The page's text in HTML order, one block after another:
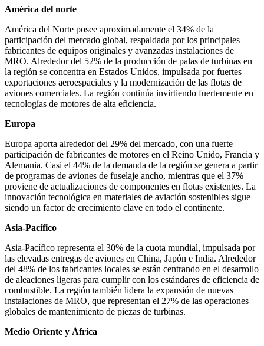
América del norte
América del Norte posee aproximadamente el 34% de la
participación del mercado global, respaldada por los principales
fabricantes de equipos originales y avanzadas instalaciones de
MRO. Alrededor del 52% de la producción de palas de turbinas en
la región se concentra en Estados Unidos, impulsada por fuertes
exportaciones aeroespaciales y la modernización de las flotas de
aviones comerciales. La región continúa invirtiendo fuertemente en
tecnologías de motores de alta eficiencia.
Europa
Europa aporta alrededor del 29% del mercado, con una fuerte
participación de fabricantes de motores en el Reino Unido, Francia y
Alemania. Casi el 44% de la demanda de la región se genera a partir
de programas de aviones de fuselaje ancho, mientras que el 37%
proviene de actualizaciones de componentes en flotas existentes. La
innovación tecnológica en materiales de aviación sostenibles sigue
siendo un factor de crecimiento clave en todo el continente.
Asia-Pacífico
Asia-Pacífico representa el 30% de la cuota mundial, impulsada por
las elevadas entregas de aviones en China, Japón e India. Alrededor
del 48% de los fabricantes locales se están centrando en el desarrollo
de aleaciones ligeras para cumplir con los estándares de eficiencia de
combustible. La región también lidera la expansión de nuevas
instalaciones de MRO, que representan el 27% de las operaciones
globales de mantenimiento de piezas de turbinas.
Medio Oriente y África